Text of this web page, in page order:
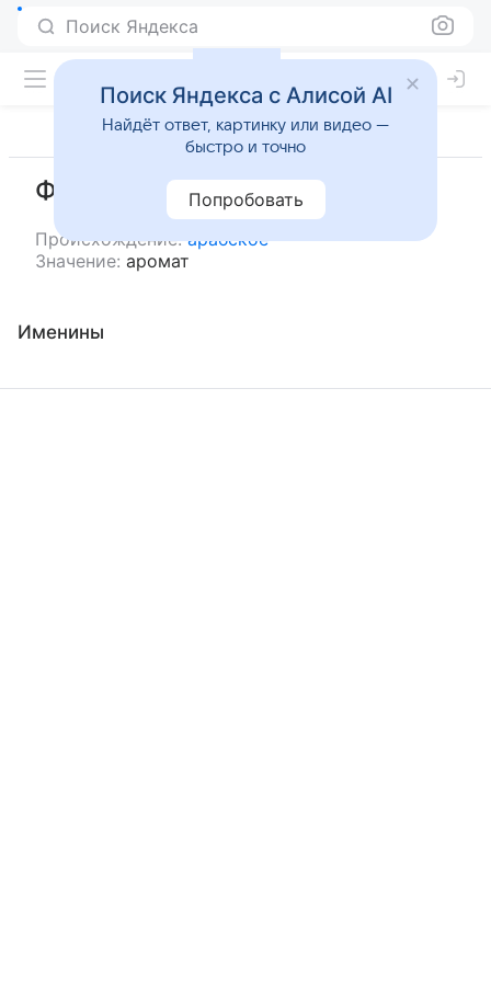
Поиск Яндекса
Фаухия
Происхождение: арабское
Значение: аромат
Именины
Поиск Яндекса с Алисой AI
Найдёт ответ, картинку или видео —
быстро и точно
Попробовать